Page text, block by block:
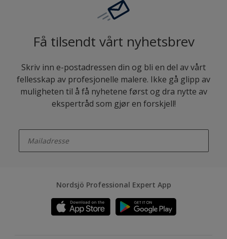
Få tilsendt vårt nyhetsbrev
Skriv inn e-postadressen din og bli en del av vårt
fellesskap av profesjonelle malere. Ikke gå glipp av
muligheten til å få nyhetene først og dra nytte av
ekspertråd som gjør en forskjell!
Nordsjö Professional Expert App